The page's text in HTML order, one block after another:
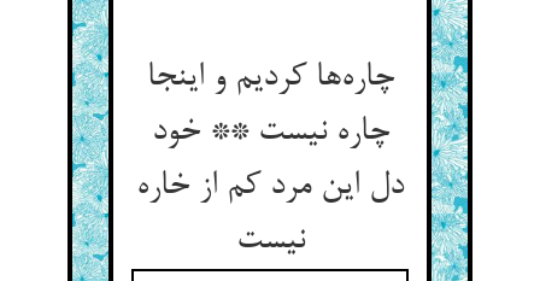
چاره‌ها کردیم و اینجا
چاره نیست ** خود
دل این مرد کم از خاره
نیست